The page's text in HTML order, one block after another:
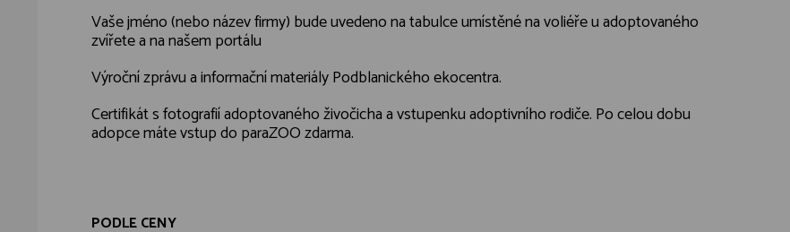
Vaše jméno (nebo název firmy) bude uvedeno na tabulce umístěné na voliéře u adoptovaného
zvířete a na našem portálu
Výroční zprávu a informační materiály Podblanického ekocentra.
Certifikát s fotografií adoptovaného živočicha a vstupenku adoptivního rodiče. Po celou dobu
adopce máte vstup do paraZOO zdarma.
PODLE CENY